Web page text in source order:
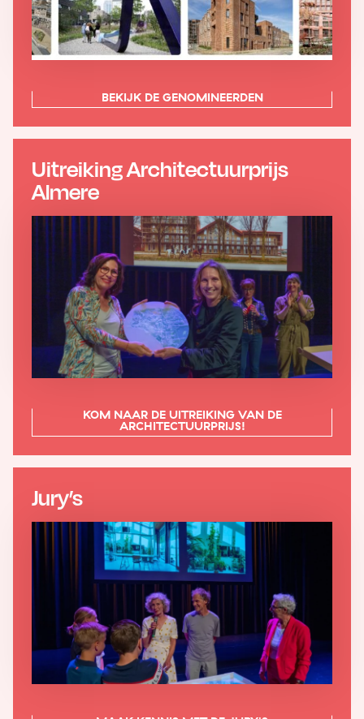
BEKIJK DE GENOMINEERDEN
Uitreiking Architectuurprijs
Almere
KOM NAAR DE UITREIKING VAN DE
ARCHITECTUURPRIJS!
Jury’s